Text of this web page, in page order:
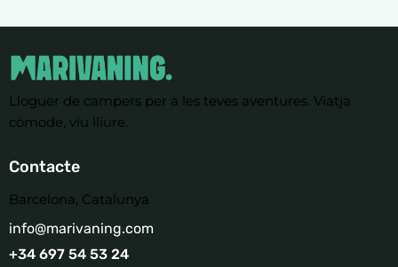
Lloguer de campers per a les teves aventures. Viatja
còmode, viu lliure.
Contacte
Barcelona, ​​Catalunya
info@marivaning.com
+34 697 54 53 24